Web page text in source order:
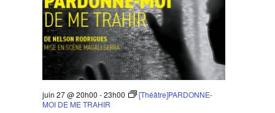
juin 27 @ 20h00 -23h00
[Théâtre]PARDONNE-
MOI DE ME TRAHIR